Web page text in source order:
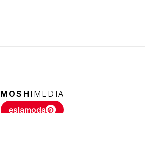
MOSHI MEDIA
eslamoda